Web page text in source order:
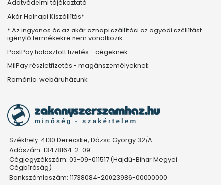
Adatvédelmi tájékoztató
Akár Holnapi Kiszállítás*
* Az ingyenes és az akár aznapi szállítási az egyedi szállítást
igénylő termékekre nem vonatkozik
PastPay halasztott fizetés - cégeknek
MilPay részletfizetés - magánszemélyeknek
Romániai webáruházunk
Székhely: 4130 Derecske, Dózsa György 32/A
Adószám: 13478164-2-09
Cégjegyzékszám: 09-09-011517 (Hajdú-Bihar Megyei
Cégbíróság)
Bankszámlaszám: 11738084-20023986-00000000